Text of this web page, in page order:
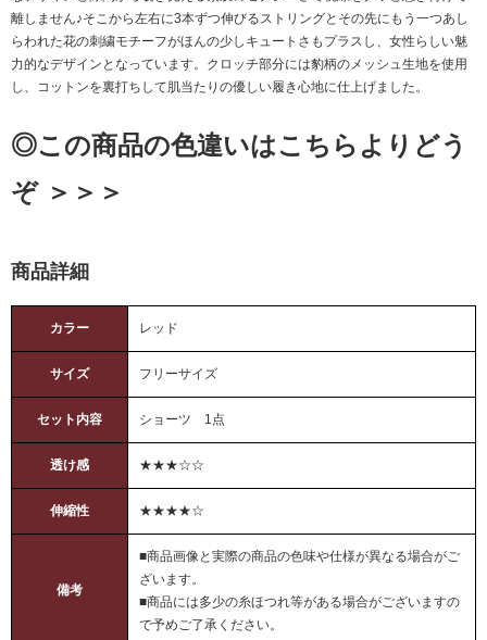
離しません♪そこから左右に3本ずつ伸びるストリングとその先にもう一つあし
らわれた花の刺繍モチーフがほんの少しキュートさもプラスし、女性らしい魅
力的なデザインとなっています。クロッチ部分には豹柄のメッシュ生地を使用
し、コットンを裏打ちして肌当たりの優しい履き心地に仕上げました。
◎この商品の色違いはこちらよりどう
ぞ ＞＞＞
商品詳細
カラー レッド
サイズ フリーサイズ
セット内容 ショーツ 1点
透け感 ★★★☆☆
伸縮性 ★★★★☆
備考
■商品画像と実際の商品の色味や仕様が異なる場合がご
ざいます。
■商品には多少の糸ほつれ等がある場合がございますの
で予めご了承ください。